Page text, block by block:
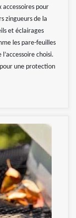
pour
zingueurs de la
et éclairages
les pare-feuilles
choisi.
une protection